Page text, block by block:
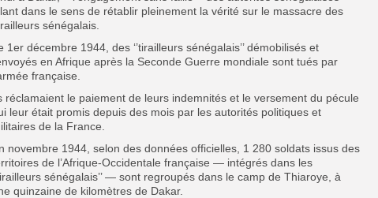
dans le sens de rétablir pleinement la vérité sur le massacre des
sénégalais.
1er décembre 1944, des ‘’tirailleurs sénégalais’’ démobilisés et
en Afrique après la Seconde Guerre mondiale sont tués par
française.
réclamaient le paiement de leurs indemnités et le versement du pécule
leur était promis depuis des mois par les autorités politiques et
de la France.
novembre 1944, selon des données officielles, 1 280 soldats issus des
de l’Afrique-Occidentale française — intégrés dans les
sénégalais’’ — sont regroupés dans le camp de Thiaroye, à
quinzaine de kilomètres de Dakar.